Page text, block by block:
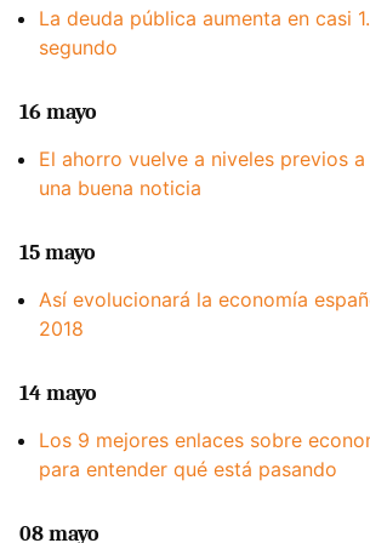
La deuda pública aumenta en casi
segundo
16 mayo
El ahorro vuelve a niveles previos
una buena noticia
15 mayo
Así evolucionará la economía
2018
14 mayo
Los 9 mejores enlaces sobre
para entender qué está pasando
08 mayo